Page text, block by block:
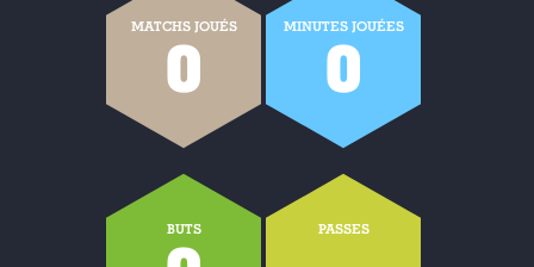
MATCHS JOUÉS
0
MINUTES JOUÉES
0
BUTS PASSES